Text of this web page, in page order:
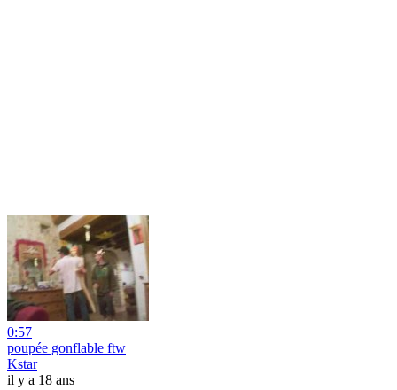
0:57
poupée gonflable ftw
Kstar
il y a 18 ans